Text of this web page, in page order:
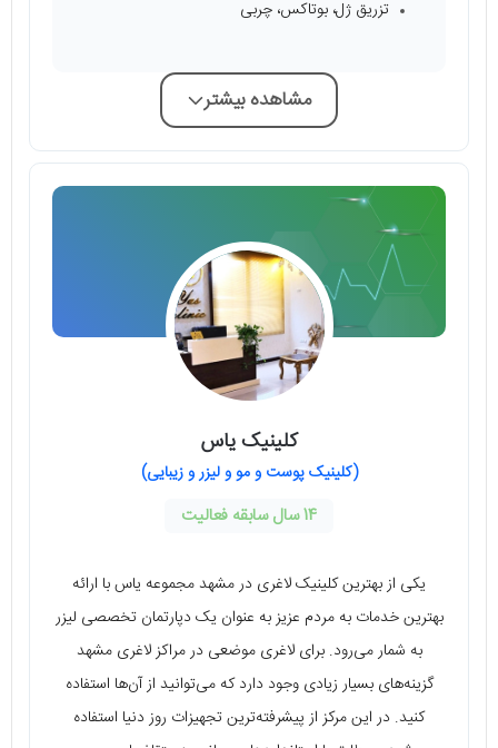
تزریق ژل، بوتاکس، چربی
مشاهده بیشتر
کلینیک یاس
(کلینیک پوست و مو و لیزر و زیبایی)
14 سال سابقه فعالیت
یکی از بهترین کلینیک لاغری در مشهد مجموعه یاس با ارائه
بهترین خدمات به مردم عزیز به عنوان یک دپارتمان تخصصی لیزر
به شمار می‌رود. برای لاغری موضعی در مراکز لاغری مشهد
گزینه‌های بسیار زیادی وجود دارد که می‌توانید از آن‌ها استفاده
کنید. در این مرکز از پیشرفته‌ترین تجهیزات روز دنیا استفاده